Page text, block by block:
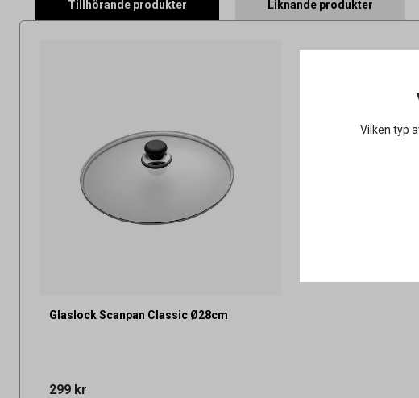
Tillhörande produkter Liknande produkter
Glaslock Scanpan Classic Ø28cm
299 kr
Vilken typ